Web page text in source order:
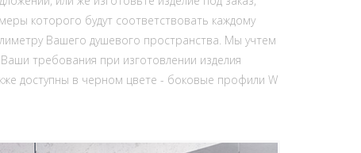
которого будут соответствовать каждому
Вашего душевого пространства. Мы учтем
требования при изготовлении изделия
доступны в черном цвете - боковые профили W